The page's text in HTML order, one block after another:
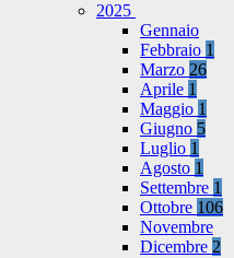
2025
Gennaio
Febbraio 1
Marzo 26
Aprile 1
Maggio 1
Giugno 5
Luglio 1
Agosto 1
Settembre 1
Ottobre 106
Novembre
Dicembre 2